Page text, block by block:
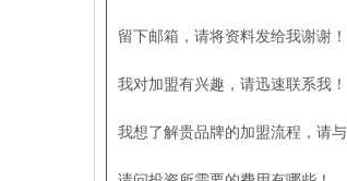
留下邮箱，请将资料发给我谢谢！
我对加盟有兴趣，请迅速联系我！
我想了解贵品牌的加盟流程，请与